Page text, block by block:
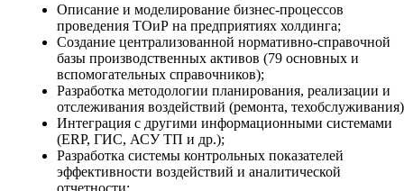
Описание и моделирование бизнес-процессов
проведения ТОиР на предприятиях холдинга;
Создание централизованной нормативно-справочной
базы производственных активов (79 основных и
вспомогательных справочников);
Разработка методологии планирования, реализации и
отслеживания воздействий (ремонта,
Интеграция с другими информационными системами
(ERP, ГИС, АСУ ТП и др.);
Разработка системы контрольных показателей
эффективности воздействий и аналитической
отчетности;